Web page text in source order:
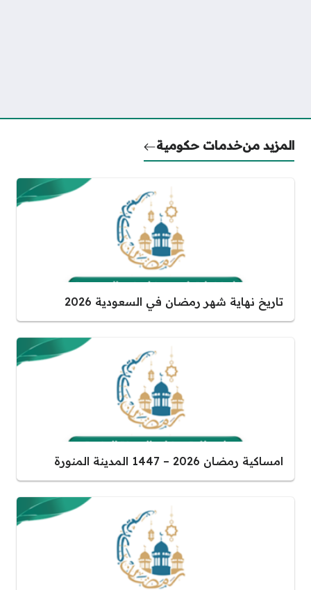
المزيد منخدمات حكومية
تاريخ نهاية شهر رمضان في السعودية 2026
امساكية رمضان 2026 – 1447 المدينة المنورة